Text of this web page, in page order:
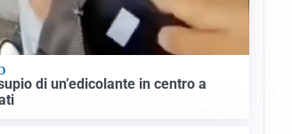
di un’edicolante in centro a